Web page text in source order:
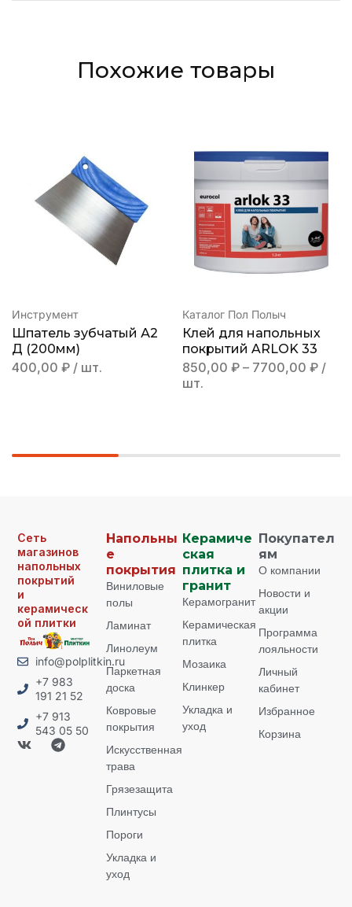
Похожие товары
Инструмент
Шпатель зубчатый А2
Д (200мм)
400,00 ₽ / шт.
Каталог Пол Полыч
Клей для напольных
покрытий ARLOK 33
850,00 ₽ – 7700,00 ₽ /
шт.
Сеть
магазинов
напольных
покрытий
и
керамическ
ой плитки
info@polplitkin.ru
+7 983
191 21 52
+7 913
543 05 50
Напольны
е
покрытия
Виниловые
полы
Ламинат
Линолеум
Паркетная
доска
Ковровые
покрытия
Искусственная
трава
Грязезащита
Плинтусы
Пороги
Укладка и
уход
Керамиче
ская
плитка и
гранит
Керамогранит
Керамическая
плитка
Мозаика
Клинкер
Укладка и
уход
Покупател
ям
О компании
Новости и
акции
Программа
лояльности
Личный
кабинет
Избранное
Корзина